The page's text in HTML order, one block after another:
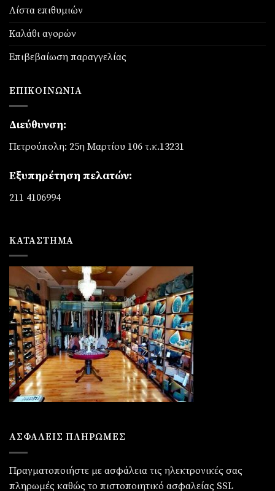
Λίστα επιθυμιών
Καλάθι αγορών
Επιβεβαίωση παραγγελίας
ΕΠΙΚΟΙΝΩΝΊΑ
Διεύθυνση:
Πετρούπολη: 25η Μαρτίου 106 τ.κ.13231
Εξυπηρέτηση πελατών:
211 4106994
ΚΑΤΆΣΤΗΜΑ
ΑΣΦΑΛΕΙΣ ΠΛΗΡΩΜΕΣ
Πραγματοποιήστε με ασφάλεια τις ηλεκτρονικές σας
πληρωμές καθώς το πιστοποιητικό ασφαλείας SSL